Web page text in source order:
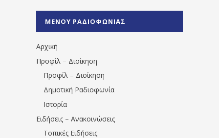
1531194763766854/" artist="" ]
ΜΕΝΟΥ ΡΑΔΙΟΦΩΝΙΑΣ
Αρχική
Προφίλ – Διοίκηση
Προφίλ – Διοίκηση
Δημοτική Ραδιοφωνία
Ιστορία
Ειδήσεις – Ανακοινώσεις
Τοπικές Ειδήσεις